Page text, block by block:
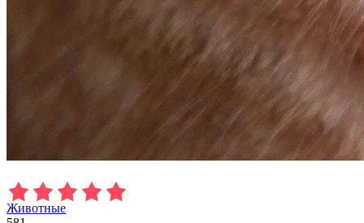
Животные